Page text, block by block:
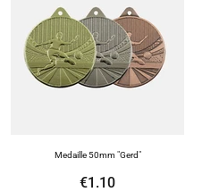
Medaille 50mm "Gerd"
€1.10